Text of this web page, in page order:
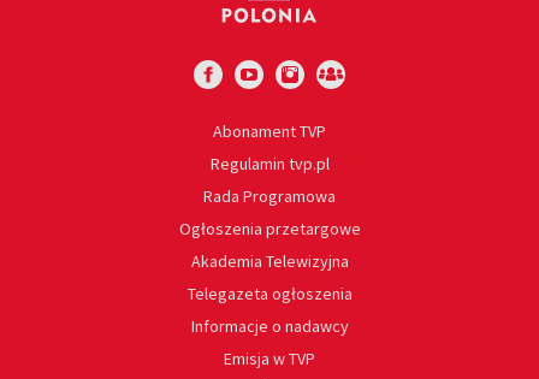
Abonament TVP
Regulamin tvp.pl
Rada Programowa
Ogłoszenia przetargowe
Akademia Telewizyjna
Telegazeta ogłoszenia
Informacje o nadawcy
Emisja w TVP